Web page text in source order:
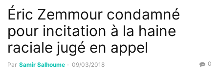
Éric Zemmour condamné
pour incitation à la haine
raciale jugé en appel
Par Samir Salhoume - 09/03/2018 0